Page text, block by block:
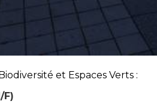
et Espaces Verts :
F)